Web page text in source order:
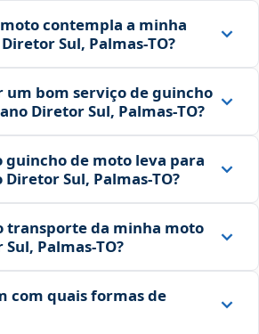
contempla a minha
Sul, Palmas‑TO?
um bom serviço de guincho
Diretor Sul, Palmas‑TO?
guincho de moto leva para
Sul, Palmas‑TO?
transporte da minha moto
Palmas‑TO?
com quais formas de